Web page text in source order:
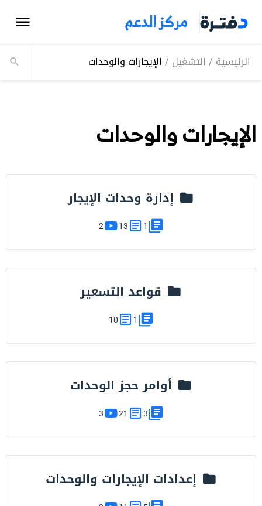
مركز الدعم
الرئيسية / التشغيل / الإيجارات والوحدات
الإيجارات والوحدات
إدارة وحدات الإيجار
1
13
2
قواعد التسعير
1
10
أوامر حجز الوحدات
3
21
3
إعدادات الإيجارات والوحدات